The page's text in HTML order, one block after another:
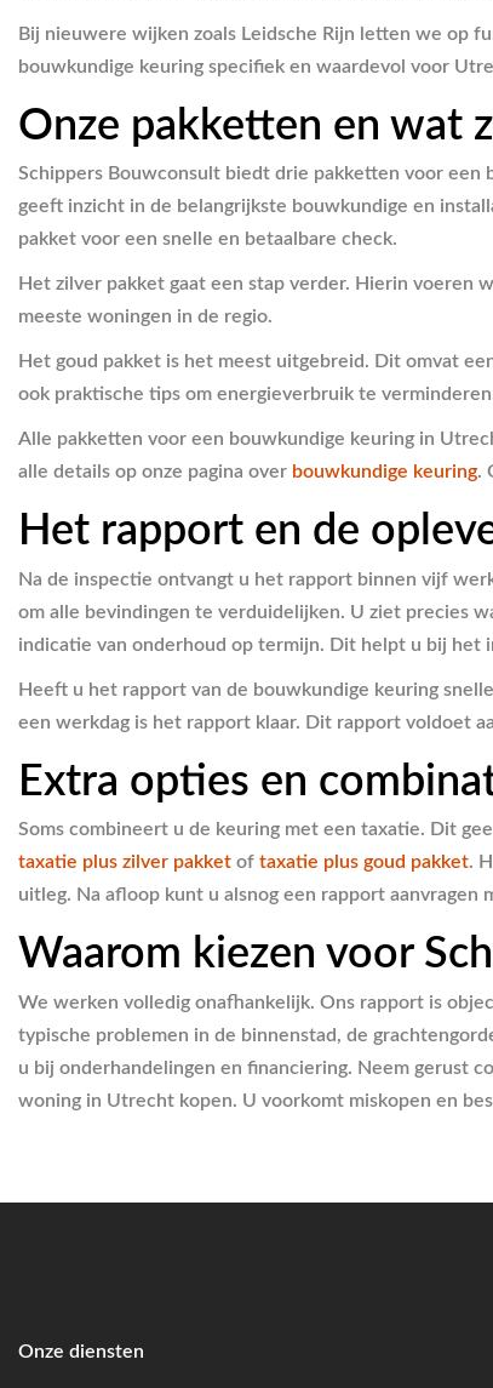
Bij nieuwere wijken zoals Leidsche Rijn letten we op
bouwkundige keuring specifiek en waardevol voor
Onze pakketten en wat
Schippers Bouwconsult biedt drie pakketten voor
geeft inzicht in de belangrijkste bouwkundige en
pakket voor een snelle en betaalbare check.
Het zilver pakket gaat een stap verder. Hierin voeren
meeste woningen in de regio.
Het goud pakket is het meest uitgebreid. Dit omvat
ook praktische tips om energieverbruik te
Alle pakketten voor een bouwkundige keuring in
alle details op onze pagina over bouwkundige keuring.
Het rapport en de
Na de inspectie ontvangt u het rapport binnen vijf
om alle bevindingen te verduidelijken. U ziet precies
indicatie van onderhoud op termijn. Dit helpt u bij het
Heeft u het rapport van de bouwkundige keuring
een werkdag is het rapport klaar. Dit rapport voldoet
Extra opties en
Soms combineert u de keuring met een taxatie. Dit
taxatie plus zilver pakket of taxatie plus goud pakket.
uitleg. Na afloop kunt u alsnog een rapport
Waarom kiezen voor
We werken volledig onafhankelijk. Ons rapport is
typische problemen in de binnenstad, de
u bij onderhandelingen en financiering. Neem gerust
woning in Utrecht kopen. U voorkomt miskopen en
Onze diensten